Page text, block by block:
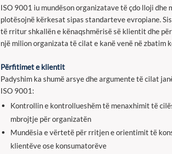
ISO 9001 iu mundëson organizatave të çdo lloji
plotësojnë kërkesat sipas standarteve evropiane.
të rritur shkallën e kënaqshmërisë së klientit dhe
një milion organizata të cilat e kanë venë në zbatim
Përfitimet e klientit
Padyshim ka shumë arsye dhe argumente të cilat
ISO 9001:
Kontrollin e kontrollueshëm të menaxhimit të
mbrojtje për organizatën
Mundësia e vërtetë për rritjen e orientimit të
klientëve ose konsumatorëve